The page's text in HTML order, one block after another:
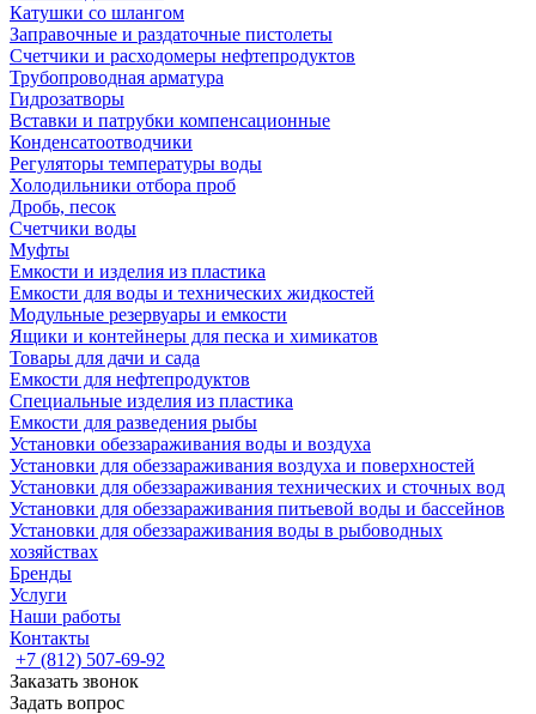
Катушки со шлангом
Заправочные и раздаточные пистолеты
Счетчики и расходомеры нефтепродуктов
Трубопроводная арматура
Гидрозатворы
Вставки и патрубки компенсационные
Конденсатоотводчики
Регуляторы температуры воды
Холодильники отбора проб
Дробь, песок
Счетчики воды
Муфты
Емкости и изделия из пластика
Емкости для воды и технических жидкостей
Модульные резервуары и емкости
Ящики и контейнеры для песка и химикатов
Товары для дачи и сада
Емкости для нефтепродуктов
Специальные изделия из пластика
Емкости для разведения рыбы
Установки обеззараживания воды и воздуха
Установки для обеззараживания воздуха и поверхностей
Установки для обеззараживания технических и сточных вод
Установки для обеззараживания питьевой воды и бассейнов
Установки для обеззараживания воды в рыбоводных
хозяйствах
Бренды
Услуги
Наши работы
Контакты
+7 (812) 507-69-92
Заказать звонок
Задать вопрос